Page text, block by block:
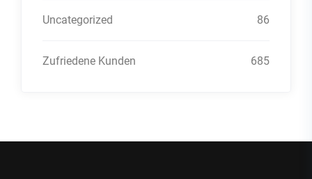
Uncategorized 86
Zufriedene Kunden 685